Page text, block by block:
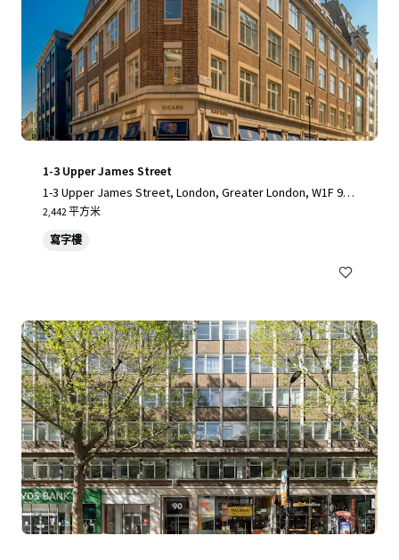
1-3 Upper James Street
1-3 Upper James Street, London, Greater London, W1F 9D
F, UK
2,442 平方米
寫字樓